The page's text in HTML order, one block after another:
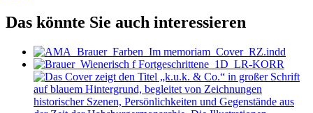
Das könnte Sie auch interessieren